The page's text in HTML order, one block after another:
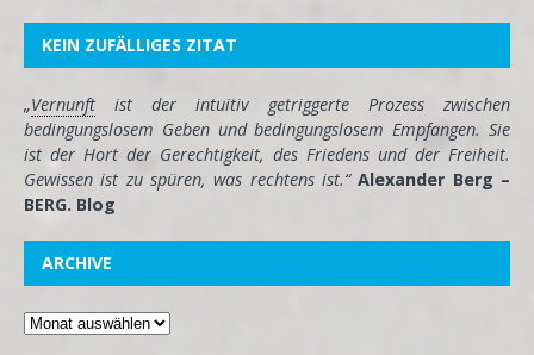
KEIN ZUFÄLLIGES ZITAT
„Vernunft ist der intuitiv getriggerte Prozess zwischen
bedingungslosem Geben und bedingungslosem Empfangen. Sie
ist der Hort der Gerechtigkeit, des Friedens und der Freiheit.
Gewissen ist zu spüren, was rechtens ist.“Alexander Berg –
BERG. Blog
ARCHIVE